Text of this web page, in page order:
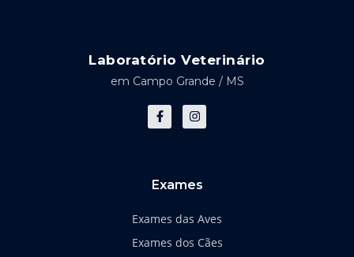
Laboratório Veterinário
em Campo Grande / MS
a
c
e
k
-
n
s
t
m
Exames
Exames das Aves
Exames dos Cães